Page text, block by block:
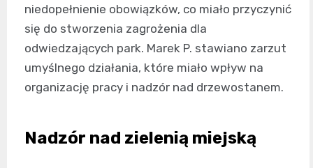
niedopełnienie obowiązków, co miało przyczynić
się do stworzenia zagrożenia dla
odwiedzających park. Marek P. stawiano zarzut
umyślnego działania, które miało wpływ na
organizację pracy i nadzór nad drzewostanem.
Nadzór nad zielenią miejską